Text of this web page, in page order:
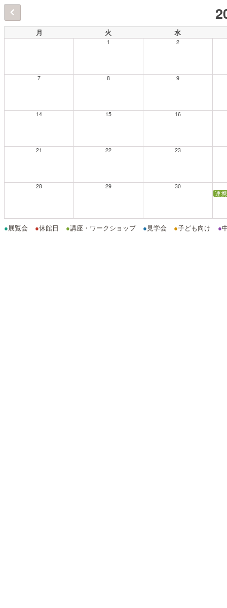
月 火 水
1 2
7 8 9
14 15 16
21 22 23
28 29 30
連
●展覧会 ●休館日 ●講座・ワークショップ ● 見学会 ●子ども向け ●